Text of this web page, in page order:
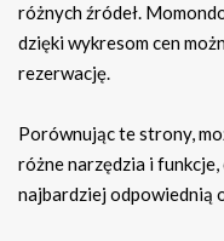
różnych źródeł.
dzięki wykresom cen
rezerwację.
Porównując te strony,
różne narzędzia i
najbardziej odpowiednią